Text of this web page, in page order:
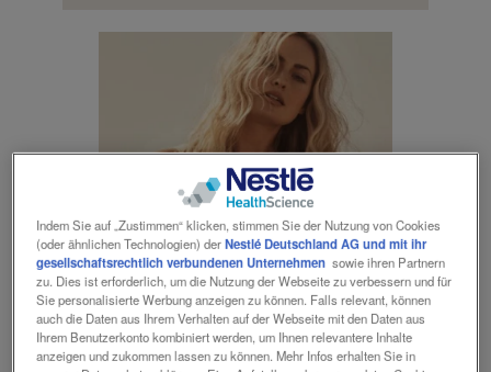
WELLNESS
Indem Sie auf „Zustimmen“ klicken, stimmen Sie der Nutzung von Cookies
(oder ähnlichen Technologien) derNestlé Deutschland AG und mit ihr
gesellschaftsrechtlich verbundenen Unternehmen sowie ihren Partnern
zu. Dies ist erforderlich, um die Nutzung der Webseite zu verbessern und für
Sie personalisierte Werbung anzeigen zu können. Falls relevant, können
auch die Daten aus Ihrem Verhalten auf der Webseite mit den Daten aus
Ihrem Benutzerkonto kombiniert werden, um Ihnen relevantere Inhalte
anzeigen und zukommen lassen zu können. Mehr Infos erhalten Sie in